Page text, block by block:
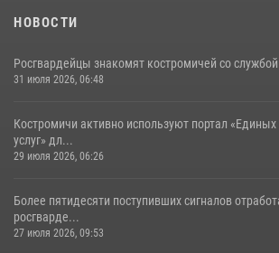
НОВОСТИ
Росгвардейцы знакомят костромичей со
31 июля 2026, 06:48
Костромичи активно используют портал
услуг» дл...
29 июля 2026, 06:26
Более пятидесяти поступивших сигналов
росгварде...
27 июля 2026, 09:53